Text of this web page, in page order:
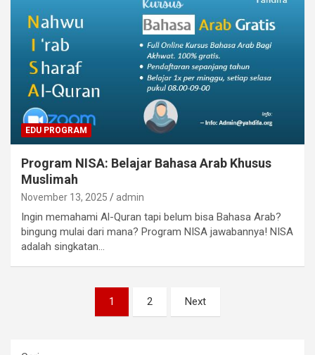
EDU PROGRAM
Program NISA: Belajar Bahasa Arab Khusus
Muslimah
November 13, 2025 admin
Ingin memahami Al-Quran tapi belum bisa Bahasa Arab?
bingung mulai dari mana? Program NISA jawabannya! NISA
adalah singkatan…
1 2 Next